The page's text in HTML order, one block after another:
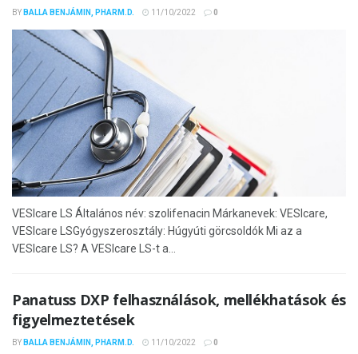
BY BALLA BENJÁMIN, PHARM.D. 11/10/2022 0
VESIcare LS Általános név: szolifenacin Márkanevek: VESIcare,
VESIcare LSGyógyszerosztály: Húgyúti görcsoldók Mi az a
VESIcare LS? A VESIcare LS-t a...
Panatuss DXP felhasználások, mellékhatások és
figyelmeztetések
BY BALLA BENJÁMIN, PHARM.D. 11/10/2022 0